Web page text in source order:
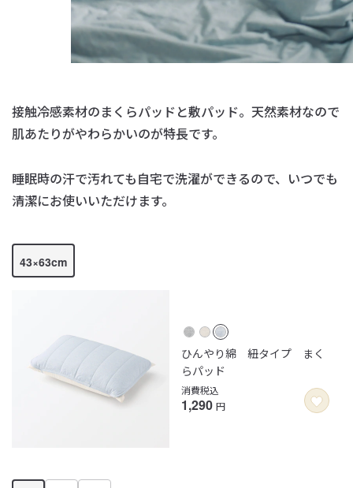
接触冷感素材のまくらパッドと敷パッド。 天然素材なので
肌あたりがやわらかいのが特長です。
睡眠時の汗で汚れても自宅で洗濯ができるので、 いつでも
清潔にお使いいただけます。
43×63cm
ひんやり綿 紐タイプ まく
らパッド
消費税込
1,290 円